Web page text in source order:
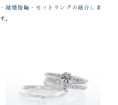
結婚指輪・セットリングの紹介しま
す。